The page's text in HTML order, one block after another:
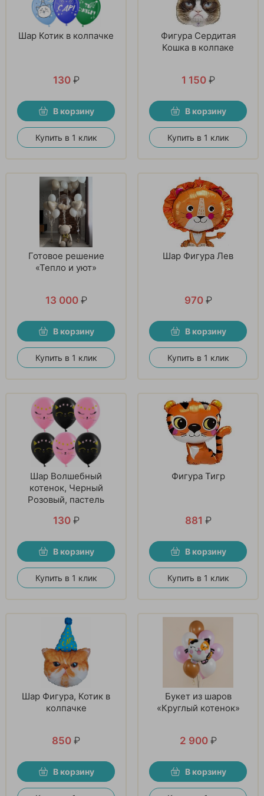
Шар Котик в колпачке
130 ₽
В корзину
Купить в 1 клик
Фигура Сердитая
Кошка в колпаке
1 150 ₽
В корзину
Купить в 1 клик
Готовое решение
«Тепло и уют»
13 000 ₽
В корзину
Купить в 1 клик
Шар Фигура Лев
970 ₽
В корзину
Купить в 1 клик
Шар Волшебный
котенок, Черный
Розовый, пастель
130 ₽
В корзину
Купить в 1 клик
Фигура Тигр
881 ₽
В корзину
Купить в 1 клик
Шар Фигура, Котик в
колпачке
850 ₽
В корзину
Букет из шаров
«Круглый котенок»
2 900 ₽
В корзину